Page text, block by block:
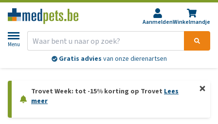
AanmeldenWinkelmandje
Menu
Gratis advies van onze dierenartsen
Trovet Week: tot -15% korting op Trovet Lees
meer